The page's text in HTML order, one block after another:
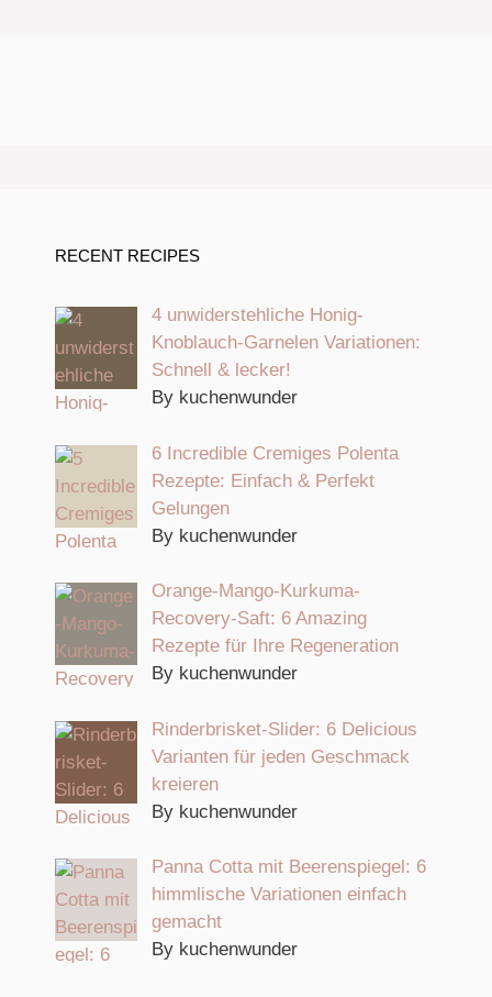
RECENT RECIPES
4 unwiderstehliche Honig-
Knoblauch-Garnelen Variationen:
Schnell & lecker!
By kuchenwunder
6 Incredible Cremiges Polenta
Rezepte: Einfach & Perfekt
Gelungen
By kuchenwunder
Orange-Mango-Kurkuma-
Recovery-Saft: 6 Amazing
Rezepte für Ihre Regeneration
By kuchenwunder
Rinderbrisket-Slider: 6 Delicious
Varianten für jeden Geschmack
kreieren
By kuchenwunder
Panna Cotta mit Beerenspiegel: 6
himmlische Variationen einfach
gemacht
By kuchenwunder